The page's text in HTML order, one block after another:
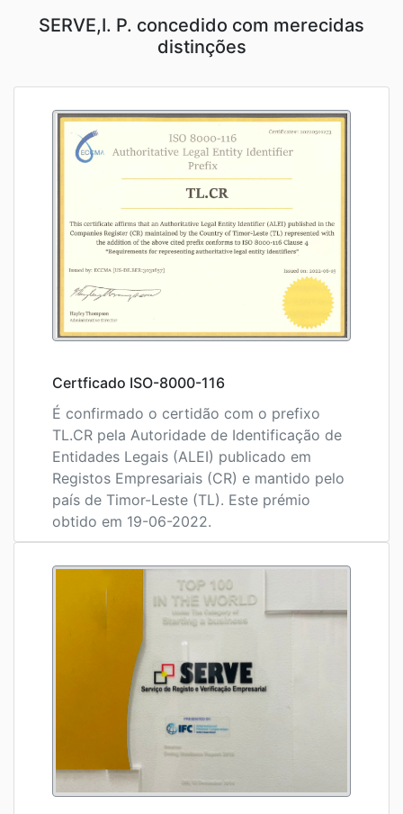
SERVE,I. P. concedido com merecidas
distinções
Certficado ISO-8000-116
É confirmado o certidão com o prefixo
TL.CR pela Autoridade de Identificação de
Entidades Legais (ALEI) publicado em
Registos Empresariais (CR) e mantido pelo
país de Timor-Leste (TL). Este prémio
obtido em 19-06-2022.